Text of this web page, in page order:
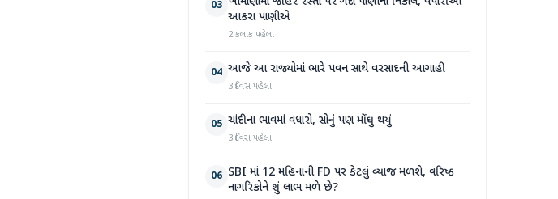
03
આકરા પાણીએ
2 કલાક પહેલા
04 આજે આ રાજ્યોમાં ભારે પવન સાથે વરસાદની આગાહી
3 દિવસ પહેલા
05 ચાંદીના ભાવમાં વધારો, સોનું પણ મોંઘુ થયું
3 દિવસ પહેલા
06 SBI માં 12 મહિનાની FD પર કેટલું વ્યાજ મળશે, વરિષ્ઠ
નાગરિકોને શું લાભ મળે છે?